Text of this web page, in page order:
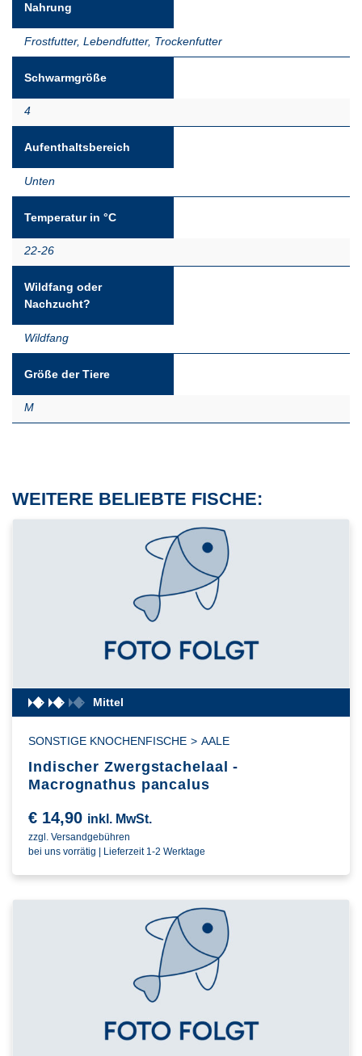
Nahrung
Frostfutter, Lebendfutter, Trockenfutter
Schwarmgröße
4
Aufenthaltsbereich
Unten
Temperatur in °C
22-26
Wildfang oder
Nachzucht?
Wildfang
Größe der Tiere
M
WEITERE BELIEBTE FISCHE:
Mittel
SONSTIGE KNOCHENFISCHE > AALE
Indischer Zwergstachelaal -
Macrognathus pancalus
€ 14,90 inkl. MwSt.
zzgl. Versandgebühren
bei uns vorrätig | Lieferzeit 1-2 Werktage